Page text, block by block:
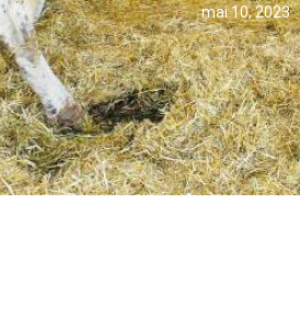
mai 10, 2023